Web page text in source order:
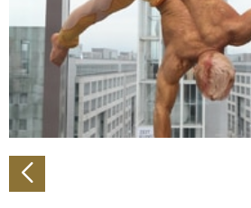
zu können und die Zugriffe auf
analysieren. Außerdem geben wir
Verwendung unserer Website an
soziale Medien, Werbung und
Partner führen diese Informationen
weiteren Daten zusammen, die Sie
gesammelt haben.